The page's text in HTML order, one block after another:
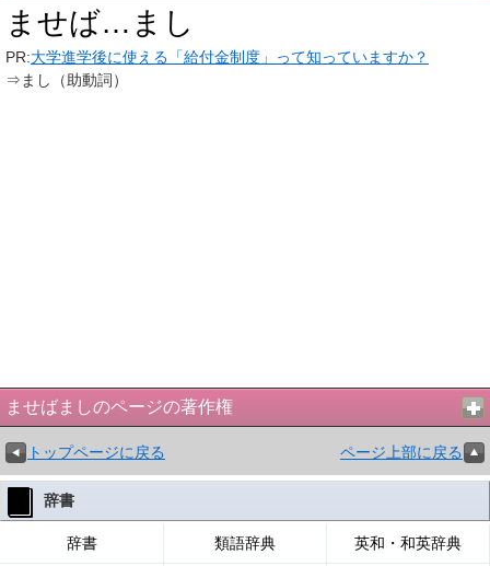
ませば…まし
PR:大学進学後に使える「給付金制度」って知っていますか？
⇒まし（助動詞）
ませばましのページの著作権
トップページに戻る ページ上部に戻る
辞書
辞書 類語辞典 英和・和英辞典